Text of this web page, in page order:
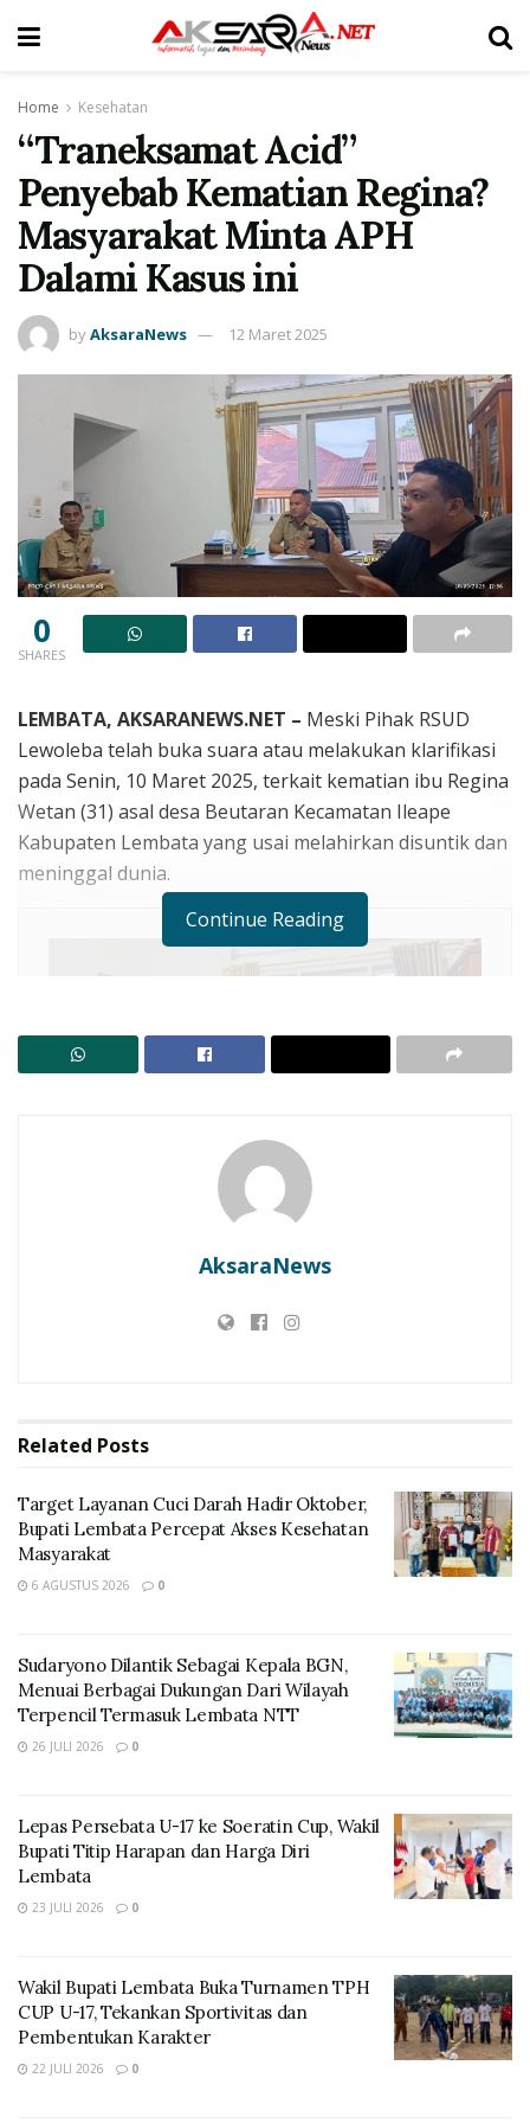
Home Kesehatan
“Traneksamat Acid”
Penyebab Kematian Regina?
Masyarakat Minta APH
Dalami Kasus ini
byAksaraNews 12 Maret 2025
0
SHARES
LEMBATA, AKSARANEWS.NET – Meski Pihak RSUD
Lewoleba telah buka suara atau melakukan klarifikasi
pada Senin, 10 Maret 2025, terkait kematian ibu Regina
Wetan (31) asal desa Beutaran Kecamatan Ileape
Kabupaten Lembata yang usai melahirkan disuntik dan
meninggal dunia.
terkait musibah yang menimpa salah satu pasien di
RSUD Lewoleba, seperti yang dirasakan salah satu
tokoh muda di Lewoleba, Pangke Lelangwayan.
Target Layanan Cuci Darah Hadir Oktober, Bupati
Lembata Percepat Akses Kesehatan Masyarakat
Sudaryono Dilantik Sebagai Kepala BGN, Menuai
Berbagai Dukungan Dari Wilayah Terpencil
Dilansir dari indonesiasurya.com, Pangke
mempertanyakan, apakah nyeri di bekas operasi itu
hanya disebabkan oleh pendarahan? Mengapa bidan
Continue Reading
AksaraNews
Related Posts
Target Layanan Cuci Darah Hadir Oktober,
Bupati Lembata Percepat Akses Kesehatan
Masyarakat
6 AGUSTUS 2026 0
Sudaryono Dilantik Sebagai Kepala BGN,
Menuai Berbagai Dukungan Dari Wilayah
Terpencil Termasuk Lembata NTT
26 JULI 2026 0
Lepas Persebata U-17 ke Soeratin Cup, Wakil
Bupati Titip Harapan dan Harga Diri
Lembata
23 JULI 2026 0
Wakil Bupati Lembata Buka Turnamen TPH
CUP U-17, Tekankan Sportivitas dan
Pembentukan Karakter
22 JULI 2026 0